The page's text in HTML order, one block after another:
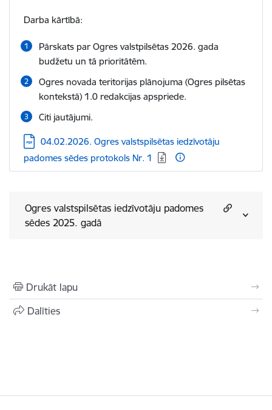
Darba kārtībā:
Pārskats par Ogres valstpilsētas 2026. gada
budžetu un tā prioritātēm.
Ogres novada teritorijas plānojuma (Ogres pilsētas
kontekstā) 1.0 redakcijas apspriede.
Citi jautājumi.
Lejupielādēt:
04.02.2026. Ogres valstspilsētas iedzīvotāju
padomes sēdes protokols Nr. 1
Ogres valstspilsētas iedzīvotāju padomes
sēdes 2025. gadā
Drukāt lapu
Dalīties